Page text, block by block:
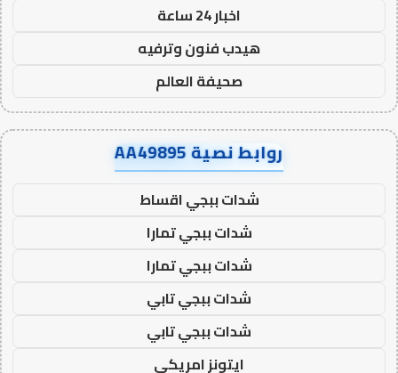
اخبار 24 ساعة
هيدب فنون وترفيه
صحيفة العالم
روابط نصية AA49895
شدات ببجي اقساط
شدات ببجي تمارا
شدات ببجي تمارا
شدات ببجي تابي
شدات ببجي تابي
ايتونز امريكي